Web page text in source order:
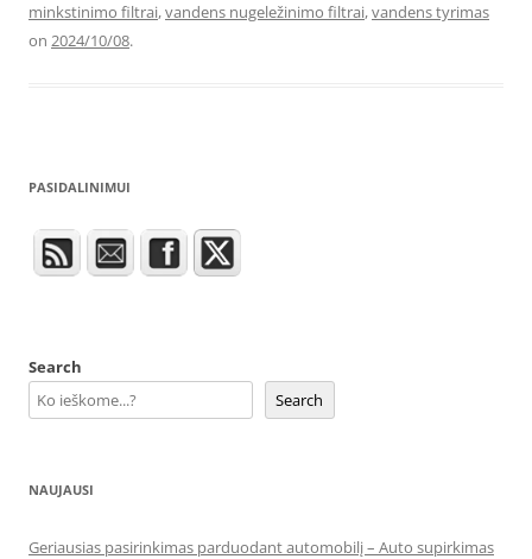
minkstinimo filtrai,vandens nugeležinimo filtrai,vandens tyrimas
on 2024/10/08.
PASIDALINIMUI
Search
Search
NAUJAUSI
Geriausias pasirinkimas parduodant automobilį – Auto supirkimas